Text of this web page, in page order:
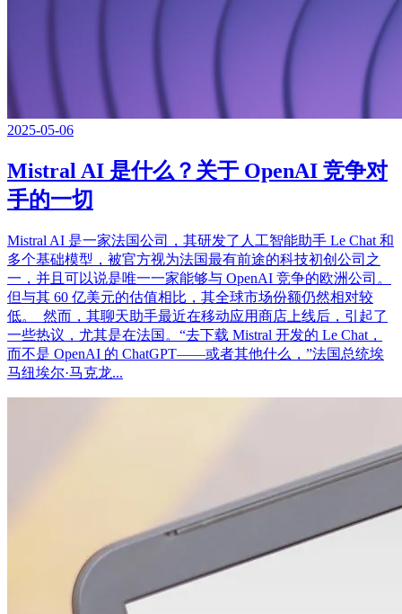
2025-05-06
Mistral AI 是什么？关于 OpenAI 竞争对
手的一切
Mistral AI 是一家法国公司，其研发了人工智能助手 Le Chat 和
多个基础模型，被官方视为法国最有前途的科技初创公司之
一，并且可以说是唯一一家能够与 OpenAI 竞争的欧洲公司。
但与其 60 亿美元的估值相比，其全球市场份额仍然相对较
低。 然而，其聊天助手最近在移动应用商店上线后，引起了
一些热议，尤其是在法国。“去下载 Mistral 开发的 Le Chat，
而不是 OpenAI 的 ChatGPT——或者其他什么，”法国总统埃
马纽埃尔·马克龙...